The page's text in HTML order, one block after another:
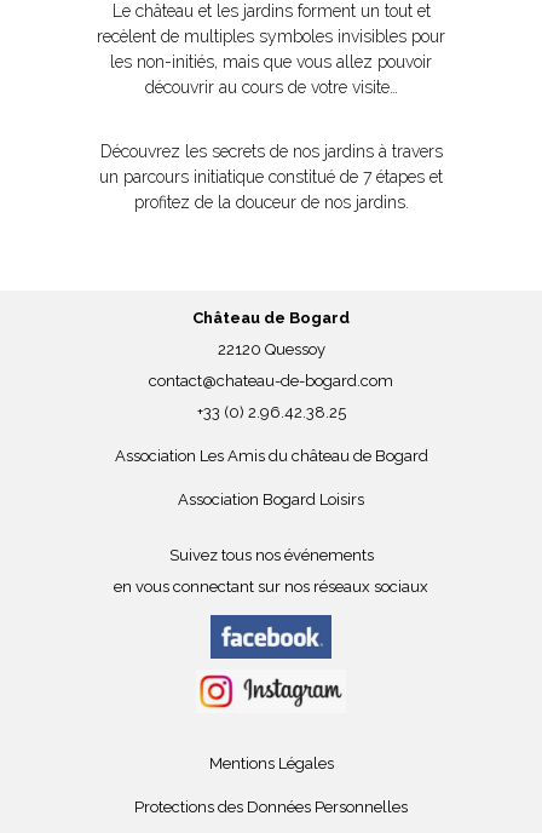
Le château et les jardins forment un tout et
recèlent de multiples symboles invisibles pour
les non-initiés, mais que vous allez pouvoir
découvrir au cours de votre visite…
Découvrez les secrets de nos jardins à travers
un parcours initiatique constitué de 7 étapes et
profitez de la douceur de nos jardins.
Château de Bogard
22120 Quessoy
contact@chateau-de-bogard.com
+33 (0) 2.96.42.38.25
Association Les Amis du château de Bogard
Association Bogard Loisirs
Suivez tous nos événements
en vous connectant sur nos réseaux sociaux
Mentions Légales
Protections des Données Personnelles